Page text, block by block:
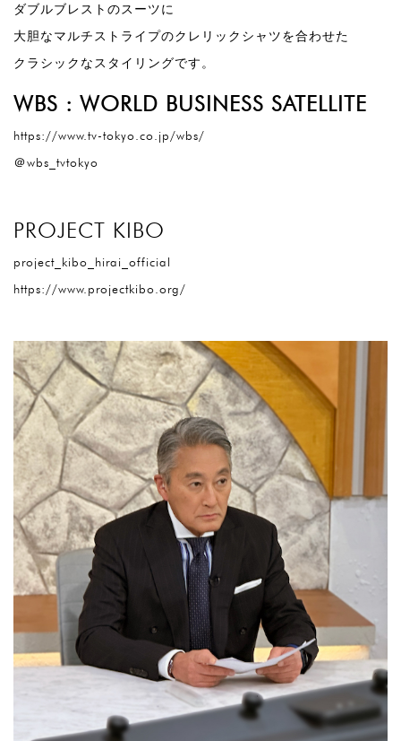
ダブルブレストのスーツに
大胆なマルチストライプのクレリックシャツを合わせた
クラシックなスタイリングです。
WBS : WORLD BUSINESS SATELLITE
https://www.tv-tokyo.co.jp/wbs/
＠wbs_tvtokyo
PROJECT KIBO
project_kibo_hirai_official
https://www.projectkibo.org/